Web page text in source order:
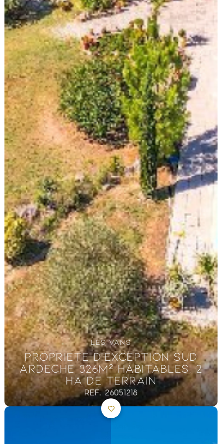
LES VANS
PROPRIETE D’EXCEPTION SUD
ARDECHE 326M² HABITABLES, 2
HA DE TERRAIN
REF. 26051218